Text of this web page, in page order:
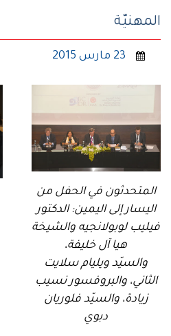
المهنيّة
23 مارس 2015
المتحدثون في الحفل من
اليسار إلى اليمين: الدكتور
فيليب لوبولانجيه والشيخة
هيا آل خليفة،
والسيّد ويليام سلايت
الثاني، والبروفسور نسيب
زيادة، والسيّد فلوريان
دبوي